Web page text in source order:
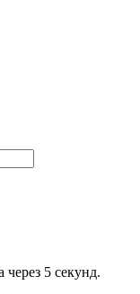
через 5 секунд.